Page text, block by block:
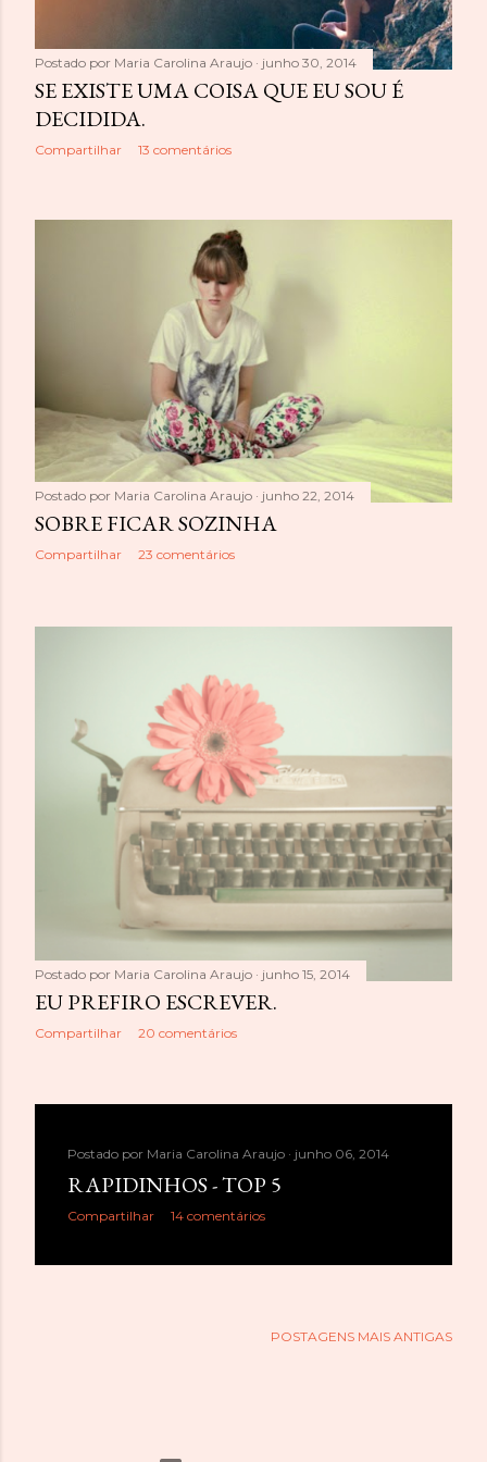
s
Postado por Maria Carolina Araujo junho 30, 2014
SE EXISTE UMA COISA QUE EU SOU É
DECIDIDA.
Compartilhar 13 comentários
Postado por Maria Carolina Araujo junho 22, 2014
SOBRE FICAR SOZINHA
Compartilhar 23 comentários
Postado por Maria Carolina Araujo junho 15, 2014
EU PREFIRO ESCREVER.
Compartilhar 20 comentários
Postado por Maria Carolina Araujo junho 06, 2014
RAPIDINHOS - TOP 5
Compartilhar 14 comentários
POSTAGENS MAIS ANTIGAS